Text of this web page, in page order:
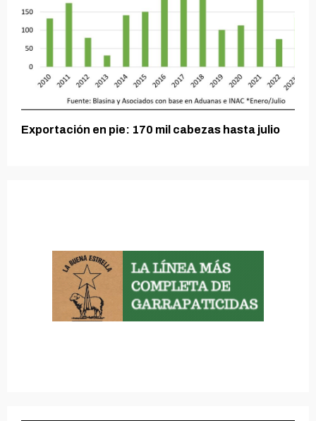
Exportación en pie: 170 mil cabezas hasta julio